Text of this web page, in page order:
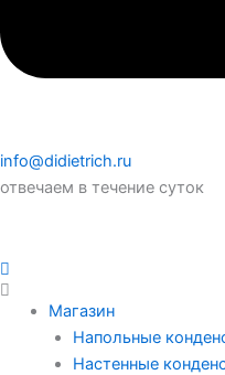
info@didietrich.ru
отвечаем в течение суток
Магазин
Напольные
Настенные